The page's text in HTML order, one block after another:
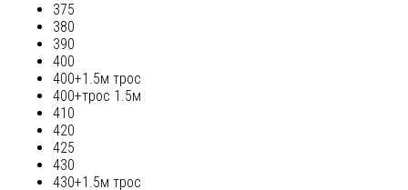
375
380
390
400
400+1.5м трос
400+трос 1.5м
410
420
425
430
430+1.5м трос